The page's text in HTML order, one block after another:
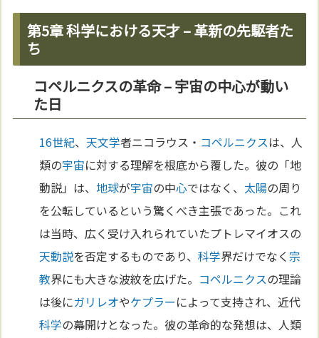
第5章 科学における天才 – 革新の先駆者た
ち
コペルニクスの革命 – 宇宙の中心が動い
た日
16世紀、天文学者ニコラウス・ コペルニクスは、人
類の宇宙に対する理解を根底から覆した。彼の「地
動説」は、地球が宇宙の中心ではなく、 太陽の周り
を公転しているという驚くべき主張であった。これ
は当時、広く受け入れられていたプトレマイオスの
天動説を否定するものであり、科学界だけでなく 宗
教界にも大きな波紋を広げた。 コペルニクスの理論
は後にガリレオやケプラーによって支持され、近代
科学の幕開けとなった。彼の革命的な発想は、人類